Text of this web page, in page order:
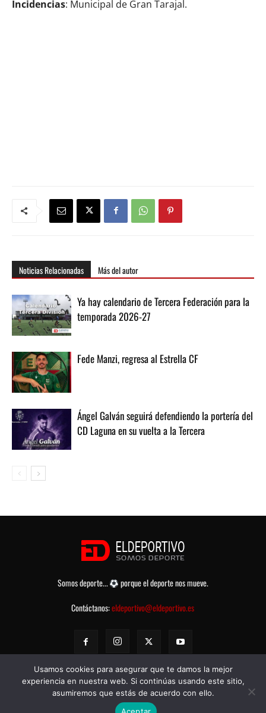
Incidencias: Municipal de Gran Tarajal.
Noticias Relacionadas Más del autor
Ya hay calendario de Tercera Federación para la
temporada 2026-27
Fede Manzi, regresa al Estrella CF
Ángel Galván seguirá defendiendo la portería del
CD Laguna en su vuelta a la Tercera
Somos deporte...
porque el deporte nos mueve.
Contáctanos:eldeportivo@eldeportivo.es
© eldeportivo.es 2008 - 2025 Todos los Derechos Reservados -
Usamos cookies para asegurar que te damos la mejor
experiencia en nuestra web. Si continúas usando este sitio,
asumiremos que estás de acuerdo con ello.
Aceptar